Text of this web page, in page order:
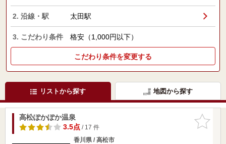
2. 沿線・駅 太田駅
3. こだわり条件 格安（1,000円以下）
こだわり条件を変更する
リストから探す 地図から探す
お気に入
りに追加
高松ぽかぽか温泉
3.5点/ 17 件
香川県 / 高松市